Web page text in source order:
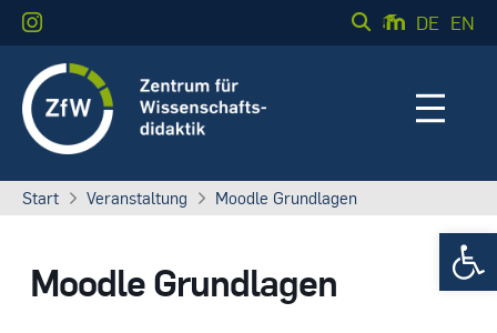
DE EN
Start Veranstaltung Moodle Grundlagen
Moodle Grundlagen